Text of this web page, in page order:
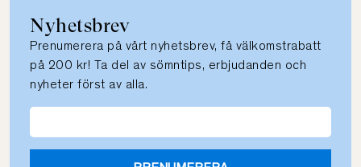
Nyhetsbrev
Prenumerera på vårt nyhetsbrev, få välkomstrabatt
på 200 kr! Ta del av sömntips, erbjudanden och
nyheter först av alla.